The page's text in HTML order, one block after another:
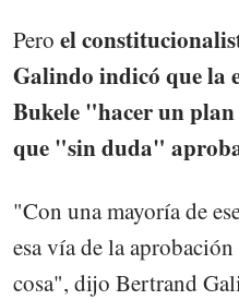
Pero el
Galindo indicó que la
Bukele "hacer un
que "sin duda"
"Con una mayoría de
esa vía de la
cosa", dijo Bertrand